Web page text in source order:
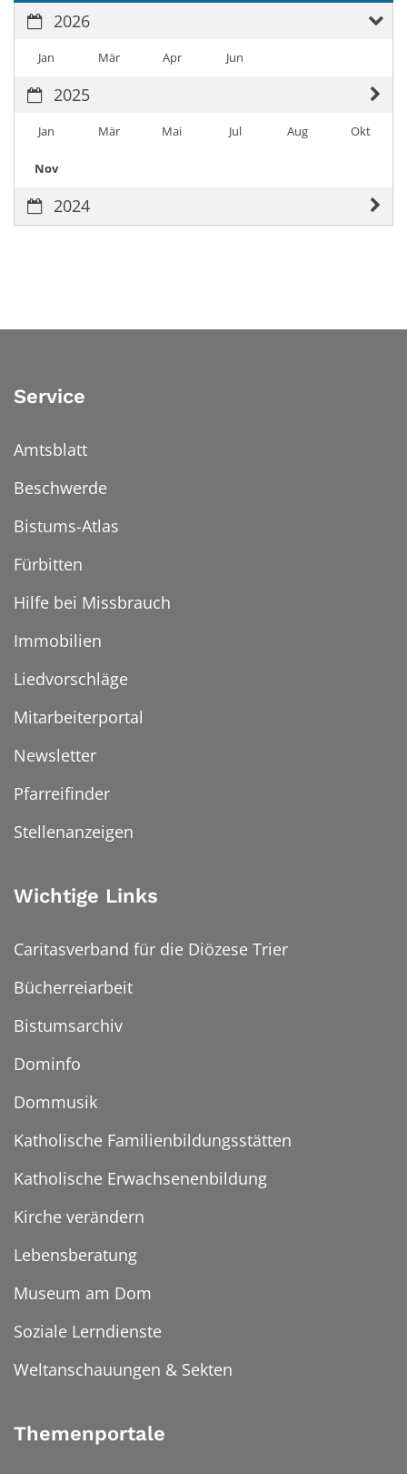
2026
Jan Mär Apr Jun
2025
Jan Mär Mai Jul Aug Okt
Nov
2024
Service
Amtsblatt
Beschwerde
Bistums-Atlas
Fürbitten
Hilfe bei Missbrauch
Immobilien
Liedvorschläge
Mitarbeiterportal
Newsletter
Pfarreifinder
Stellenanzeigen
Wichtige Links
Caritasverband für die Diözese Trier
Bücherreiarbeit
Bistumsarchiv
Dominfo
Dommusik
Katholische Familienbildungsstätten
Katholische Erwachsenenbildung
Kirche verändern
Lebensberatung
Museum am Dom
Soziale Lerndienste
Weltanschauungen & Sekten
Themenportale